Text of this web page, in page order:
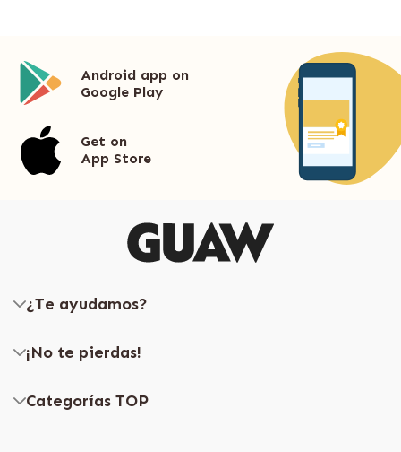
Android app on
Google Play
Get on
App Store
¿Te ayudamos?
¡No te pierdas!
Categorías TOP